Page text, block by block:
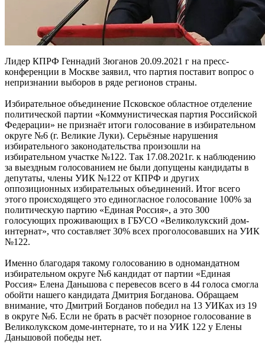
Лидер КПРФ Геннадий Зюганов 20.09.2021 г на пресс-
конференции в Москве заявил, что партия поставит вопрос о
непризнании выборов в ряде регионов страны.
Избирательное объединение Псковское областное отделение
политической партии «Коммунистическая партия Российской
Федерации» не признаёт итоги голосование в избирательном
округе №6 (г. Великие Луки). Серьёзные нарушения
избирательного законодательства произошли на
избирательном участке №122. Так 17.08.2021г. к наблюдению
за выездным голосованием не были допущены кандидаты в
депутаты, члены УИК №122 от КПРФ и других
оппозиционных избирательных объединений. Итог всего
этого происходящего это единогласное голосование 100% за
политическую партию «Единая Россия», а это 300
голосующих проживающих в ГБУСО «Великолукский дом-
интернат», что составляет 30% всех проголосовавших на УИК
№122.
Именно благодаря такому голосованию в одномандатном
избирательном округе №6 кандидат от партии «Единая
Россия» Елена Даньшова с перевесов всего в 44 голоса смогла
обойти нашего кандидата Дмитрия Богданова. Обращаем
внимание, что Дмитрий Богданов победил на 13 УИКах из 19
в округе №6. Если не брать в расчёт позорное голосование в
Великолукском доме-интернате, то и на УИК 122 у Елены
Даньшовой победы нет.